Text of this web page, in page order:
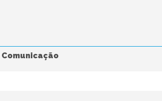
Comunicação